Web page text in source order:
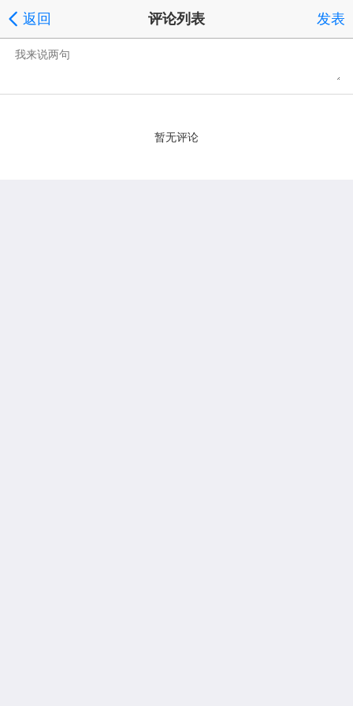
返回 评论列表 发表
暂无评论